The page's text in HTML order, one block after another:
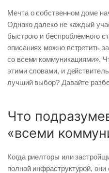
Мечта о собственном доме
Однако далеко не каждый
быстрого и беспроблемного
описаниях можно встретить
со всеми коммуникациями».
этими словами, и
лучший выбор? Давайте
Что
«всеми
Когда риелторы или
полной инфраструктурой,